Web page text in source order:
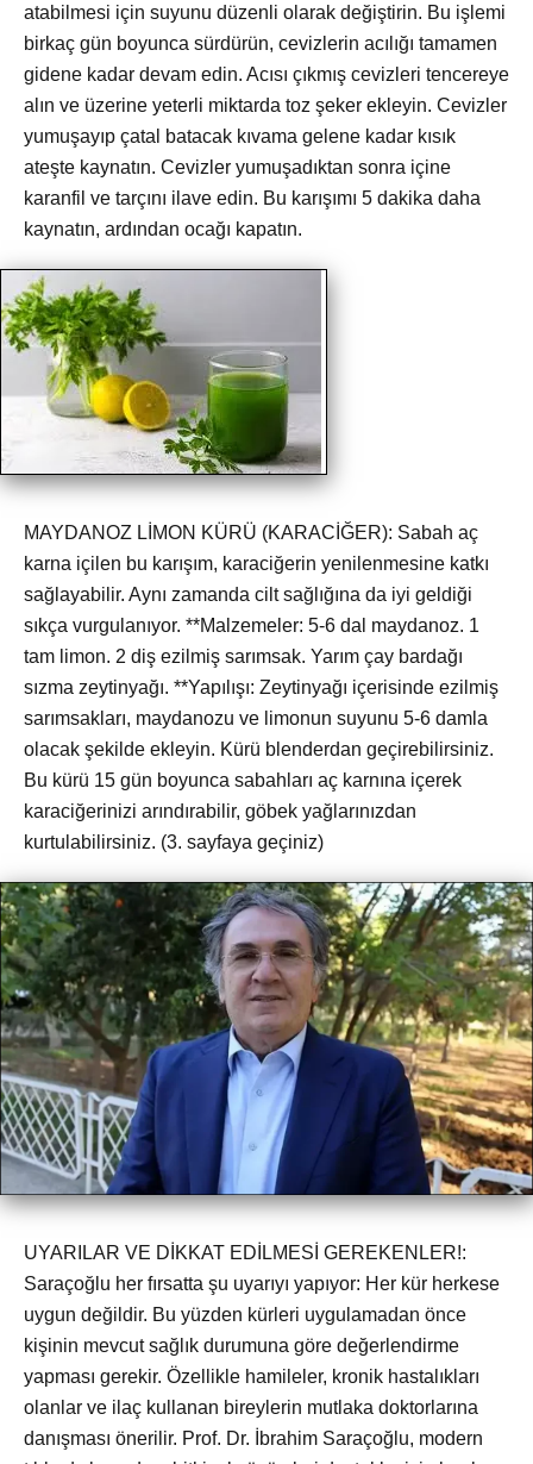
atabilmesi için suyunu düzenli olarak değiştirin. Bu işlemi
birkaç gün boyunca sürdürün, cevizlerin acılığı tamamen
gidene kadar devam edin. Acısı çıkmış cevizleri tencereye
alın ve üzerine yeterli miktarda toz şeker ekleyin. Cevizler
yumuşayıp çatal batacak kıvama gelene kadar kısık
ateşte kaynatın. Cevizler yumuşadıktan sonra içine
karanfil ve tarçını ilave edin. Bu karışımı 5 dakika daha
kaynatın, ardından ocağı kapatın.
MAYDANOZ LİMON KÜRÜ (KARACİĞER): Sabah aç
karna içilen bu karışım, karaciğerin yenilenmesine katkı
sağlayabilir. Aynı zamanda cilt sağlığına da iyi geldiği
sıkça vurgulanıyor. **Malzemeler: 5-6 dal maydanoz. 1
tam limon. 2 diş ezilmiş sarımsak. Yarım çay bardağı
sızma zeytinyağı. **Yapılışı: Zeytinyağı içerisinde ezilmiş
sarımsakları, maydanozu ve limonun suyunu 5-6 damla
olacak şekilde ekleyin. Kürü blenderdan geçirebilirsiniz.
Bu kürü 15 gün boyunca sabahları aç karnına içerek
karaciğerinizi arındırabilir, göbek yağlarınızdan
kurtulabilirsiniz. (3. sayfaya geçiniz)
UYARILAR VE DİKKAT EDİLMESİ GEREKENLER!:
Saraçoğlu her fırsatta şu uyarıyı yapıyor: Her kür herkese
uygun değildir. Bu yüzden kürleri uygulamadan önce
kişinin mevcut sağlık durumuna göre değerlendirme
yapması gerekir. Özellikle hamileler, kronik hastalıkları
olanlar ve ilaç kullanan bireylerin mutlaka doktorlarına
danışması önerilir. Prof. Dr. İbrahim Saraçoğlu, modern